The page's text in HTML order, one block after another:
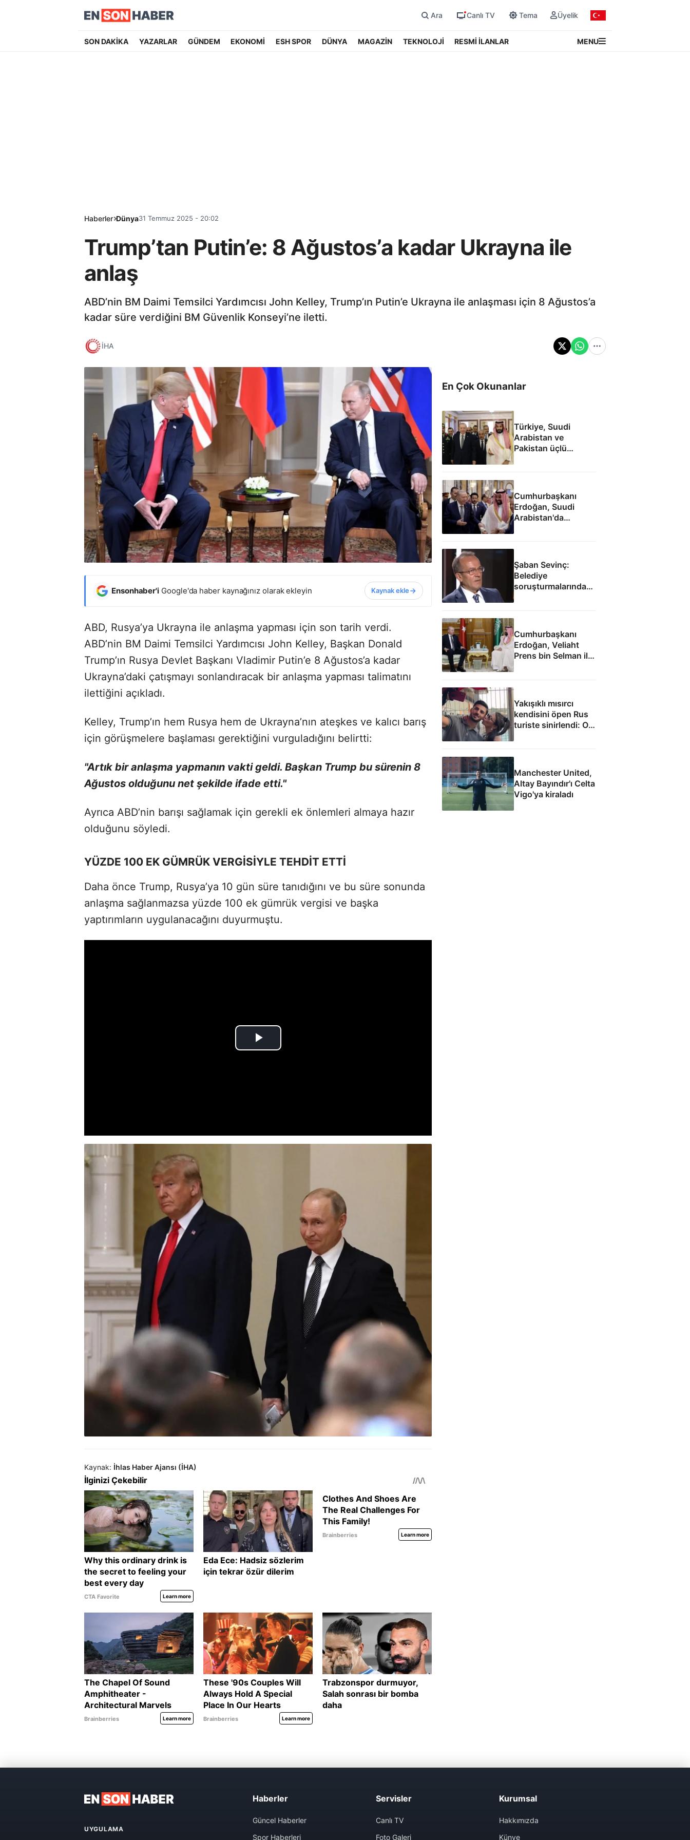
Ara Canlı TV Tema Üyelik
SON DAKİKA YAZARLAR GÜNDEM EKONOMİ ESH SPOR DÜNYA MAGAZİN TEKNOLOJİ RESMİ İLANLAR MENU
Haberler Dünya31 Temmuz 2025 - 20:02
Trump’tan Putin’e: 8 Ağustos’a kadar Ukrayna ile
anlaş
ABD’nin BM Daimi Temsilci Yardımcısı John Kelley, Trump’ın Putin’e Ukrayna ile anlaşması için 8 Ağustos’a
kadar süre verdiğini BM Güvenlik Konseyi’ne iletti.
İHA
Ensonhaber'i Google'da haber kaynağınız olarak ekleyin Kaynak ekle
ABD, Rusya’ya Ukrayna ile anlaşma yapması için son tarih verdi.
ABD’nin BM Daimi Temsilci Yardımcısı John Kelley, Başkan Donald
Trump’ın Rusya Devlet Başkanı Vladimir Putin’e 8 Ağustos’a kadar
Ukrayna’daki çatışmayı sonlandıracak bir anlaşma yapması talimatını
ilettiğini açıkladı.
Kelley, Trump’ın hem Rusya hem de Ukrayna’nın ateşkes ve kalıcı barış
için görüşmelere başlaması gerektiğini vurguladığını belirtti:
"Artık bir anlaşma yapmanın vakti geldi. Başkan Trump bu sürenin 8
Ağustos olduğunu net şekilde ifade etti."
Ayrıca ABD’nin barışı sağlamak için gerekli ek önlemleri almaya hazır
olduğunu söyledi.
YÜZDE 100 EK GÜMRÜK VERGİSİYLE TEHDİT ETTİ
Daha önce Trump, Rusya’ya 10 gün süre tanıdığını ve bu süre sonunda
anlaşma sağlanmazsa yüzde 100 ek gümrük vergisi ve başka
yaptırımların uygulanacağını duyurmuştu.
Kaynak: İhlas Haber Ajansı (İHA)
En Çok Okunanlar
Türkiye, Suudi
Arabistan ve
Pakistan üçlü
Cumhurbaşkanı
Erdoğan, Suudi
Arabistan'da
Şaban Sevinç:
Belediye
soruşturmalarında
savunulamayacak
Cumhurbaşkanı
Erdoğan, Veliaht
Prens bin Selman ile
Yakışıklı mısırcı
kendisini öpen Rus
turiste sinirlendi: O
Manchester United,
Altay Bayındır'ı Celta
Vigo'ya kiraladı
UYGULAMA
Haberler
Güncel Haberler
Spor Haberleri
Servisler
Canlı TV
Foto Galeri
Kurumsal
Hakkımızda
Künye